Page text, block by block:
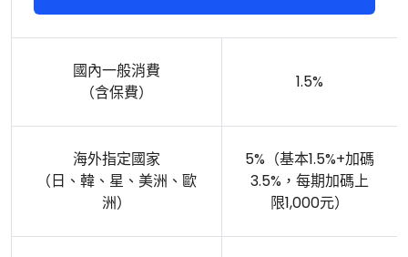
國內一般消費
（含保費）
1.5%
海外指定國家
（日、韓、星、美洲、歐
洲）
5%（基本1.5%+加碼
3.5%，每期加碼上
限1,000元）